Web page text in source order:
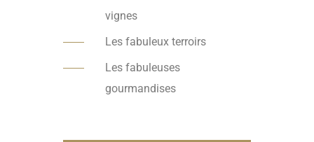
vignes
Les fabuleux terroirs
Les fabuleuses
gourmandises